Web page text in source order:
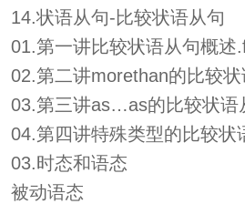
14.状语从句-比较状语从句
01.第一讲比较状语从句概述
02.第二讲morethan的比较
03.第三讲as…as的比较状语
04.第四讲特殊类型的比较状
03.时态和语态
被动语态